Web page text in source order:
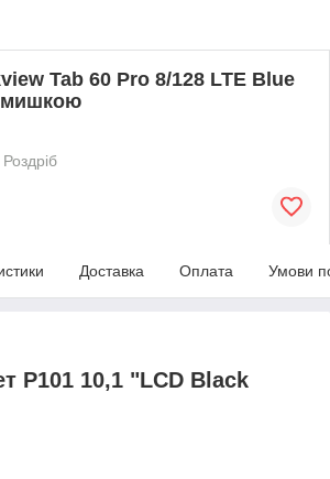
Tab 60 Pro 8/128 LTE Blue
мишкою
Роздріб
Доставка Оплата Умови
P101 10,1 "LCD Black